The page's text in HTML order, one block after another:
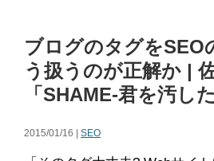
ブログのタグをSEO
う扱うのが正解か |
「SHAME-君を汚し
2015/01/16 | SEO